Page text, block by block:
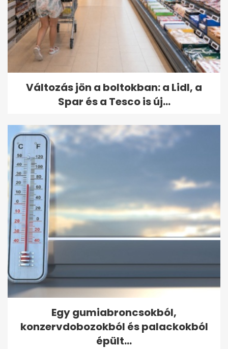
Változás jön a boltokban: a Lidl, a
Spar és a Tesco is új...
Egy gumiabroncsokból,
konzervdobozokból és palackokból
épült...